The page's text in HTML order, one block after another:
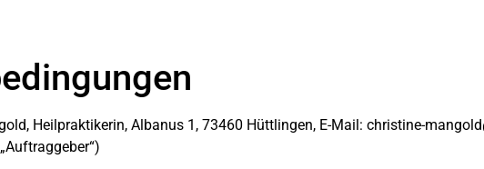
Heilpraktikerin, Albanus 1, 73460 Hüttlingen, E-Mail: christine-